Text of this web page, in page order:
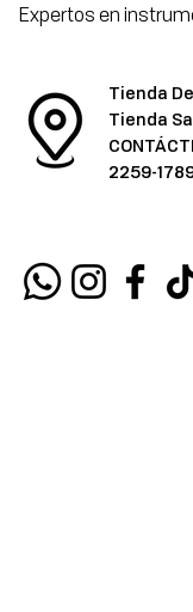
Expertos en
Tienda
Tienda
2259-